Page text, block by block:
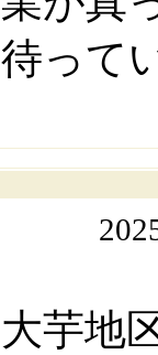
待って
大芋地